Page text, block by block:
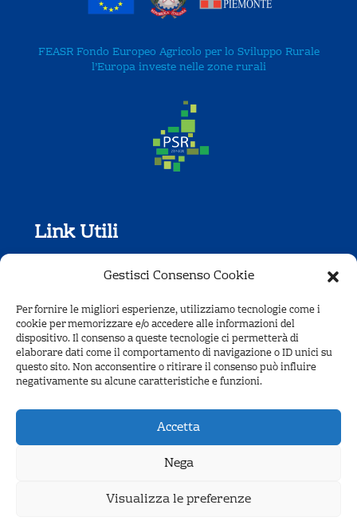
Gestisci Consenso Cookie
Per fornire le migliori esperienze, utilizziamo tecnologie come i
cookie per memorizzare e/o accedere alle informazioni del
dispositivo. Il consenso a queste tecnologie ci permetterà di
elaborare dati come il comportamento di navigazione o ID unici su
questo sito. Non acconsentire o ritirare il consenso può influire
negativamente su alcune caratteristiche e funzioni.
Accetta
Nega
Visualizza le preferenze
FEASR Fondo Europeo Agricolo per lo Sviluppo Rurale
l’Europa investe nelle zone rurali
Link Utili
Regolamento
Condizioni di vendita
FAQ
Dove Siamo
Informativa Privacy